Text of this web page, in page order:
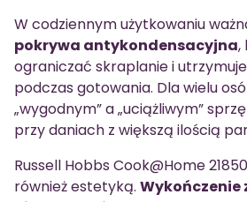
W codziennym użytkowaniu
pokrywa antykondensacyjna,
ograniczać skraplanie i
podczas gotowania. Dla wielu
„wygodnym” a „uciążliwym”
przy daniach z większą ilością
Russell Hobbs Cook@Home
również estetyką. Wykończenie